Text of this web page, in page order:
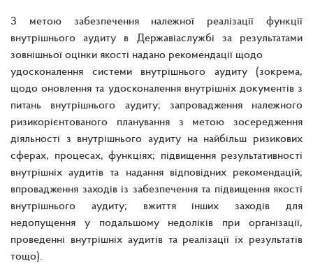
З метою забезпечення належної реалізації функції
внутрішнього аудиту в Державіаслужбі за результатами
зовнішньої оцінки якості надано рекомендації щодо
удосконалення системи внутрішнього аудиту (зокрема,
щодо оновлення та удосконалення внутрішніх документів з
питань внутрішнього аудиту; запровадження належного
ризикорієнтованого планування з метою зосередження
діяльності з внутрішнього аудиту на найбільш ризикових
сферах, процесах, функціях; підвищення результативності
внутрішніх аудитів та надання відповідних рекомендацій;
впровадження заходів із забезпечення та підвищення якості
внутрішнього аудиту; вжиття інших заходів для
недопущення у подальшому недоліків при організації,
проведенні внутрішніх аудитів та реалізації їх результатів
тощо).